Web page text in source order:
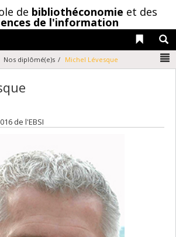
de bibliothéconomie et des
de l'information
Liens
Nos diplômé(e)s Michel Lévesque
de l'EBSI